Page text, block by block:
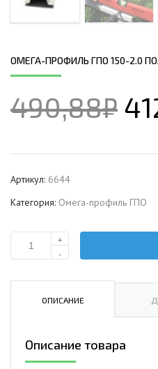
ОМЕГА-ПРОФИЛЬ ГПО 150-2.0
490,88₽
Артикул: 6644
Категория: Омега-профиль ГПО
Количество
профиль
Полиэстер
RAL9003
+
-
ОПИСАНИЕ
Описание товара